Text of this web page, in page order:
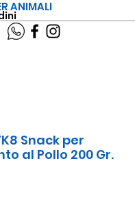
ANIMALI
Snack per
al Pollo 200 Gr.